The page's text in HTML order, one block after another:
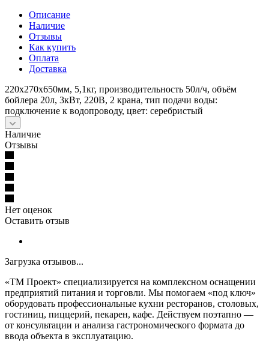
Описание
Наличие
Отзывы
Как купить
Оплата
Доставка
220x270x650мм, 5,1кг, производительность 50л/ч, объём
бойлера 20л, 3кВт, 220В, 2 крана, тип подачи воды:
подключение к водопроводу, цвет: серебристый
Наличие
Отзывы
Нет оценок
Оставить отзыв
Загрузка отзывов...
«ТМ Проект» специализируется на комплексном оснащении
предприятий питания и торговли. Мы помогаем «под ключ»
оборудовать профессиональные кухни ресторанов, столовых,
гостиниц, пиццерий, пекарен, кафе. Действуем поэтапно —
от консультации и анализа гастрономического формата до
ввода объекта в эксплуатацию.